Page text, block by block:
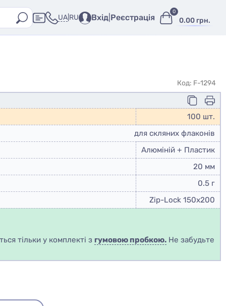
UA RU Вхід Реєстрація 0.00 грн.
0
Код: F-1294
100 шт.
для скляних флаконів
Алюміній + Пластик
20 мм
0.5 г
Zip-Lock 150x200
тільки у комплекті з гумовою пробкою. Не забудьте